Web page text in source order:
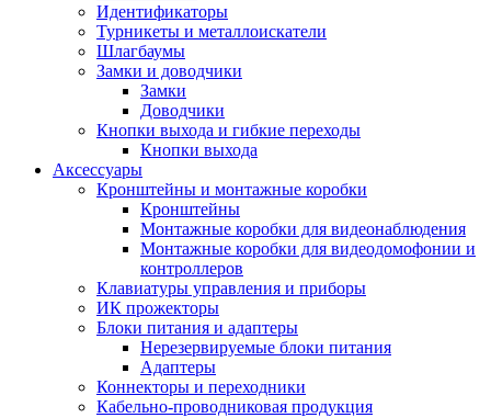
Идентификаторы
Турникеты и металлоискатели
Шлагбаумы
Замки и доводчики
Замки
Доводчики
Кнопки выхода и гибкие переходы
Кнопки выхода
Аксессуары
Кронштейны и монтажные коробки
Кронштейны
Монтажные коробки для видеонаблюдения
Монтажные коробки для видеодомофонии и
контроллеров
Клавиатуры управления и приборы
ИК прожекторы
Блоки питания и адаптеры
Нерезервируемые блоки питания
Адаптеры
Коннекторы и переходники
Кабельно-проводниковая продукция